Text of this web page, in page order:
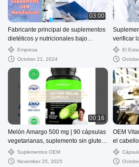
03:00
Fabricante principal de suplementos
dietéticos y nutricionales bajo
contrato en China
Empresa
October 21, 2024
verificar
El
00:16
Melón Amargo 500 mg | 90 cápsulas
vegetarianas, suplemento sin gluten
y sin OGM, extracto de melón
amargo, metabolismo natural de la
Suplementos OEM
November 25, 2025
OEM
el